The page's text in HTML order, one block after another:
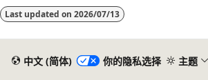
Last updated on 2026/07/13
中文 (简体) 你的隐私选择 主题